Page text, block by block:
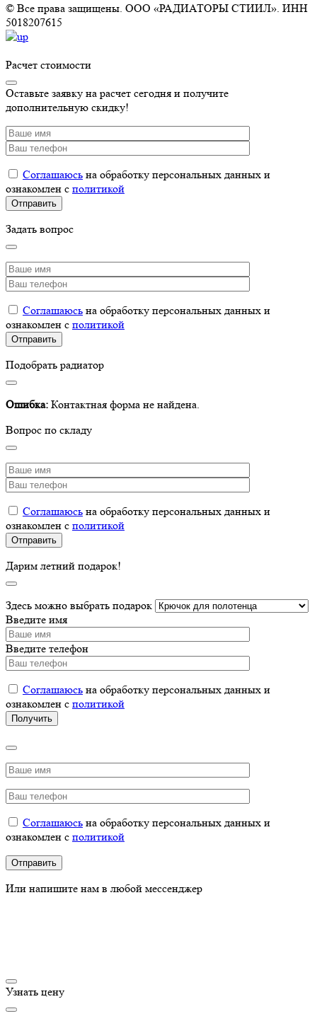
© Все права защищены. ООО «РАДИАТОРЫ СТИИЛ». ИНН
5018207615
Расчет стоимости
Оставьте заявку на расчет сегодня и получите
дополнительную скидку!
Соглашаюсь на обработку персональных данных и
ознакомлен с политикой
Задать вопрос
Соглашаюсь на обработку персональных данных и
ознакомлен с политикой
Подобрать радиатор
Ошибка: Контактная форма не найдена.
Вопрос по складу
Соглашаюсь на обработку персональных данных и
ознакомлен с политикой
Дарим летний подарок!
Здесь можно выбрать подарок
Введите имя
Введите телефон
Соглашаюсь на обработку персональных данных и
ознакомлен с политикой
Соглашаюсь на обработку персональных данных и
ознакомлен с политикой
Или напишите нам в любой мессенджер
Узнать цену